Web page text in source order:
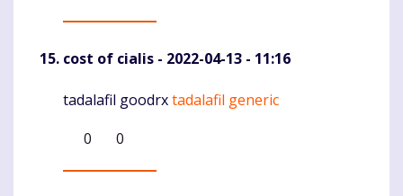
cost of cialis - 2022-04-13 - 11:16
Komentaras
tadalafil goodrxtadalafil generic
0
0